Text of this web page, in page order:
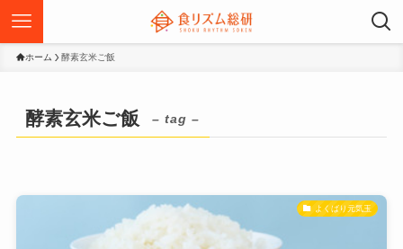
ホーム 酵素玄米ご飯
酵素玄米ご飯 – tag –
よくばり元気玉